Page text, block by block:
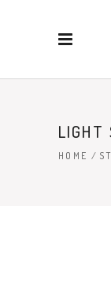
LIGHT
HOME /